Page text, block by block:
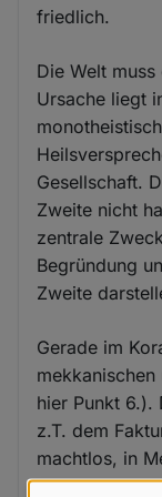
friedlich.
Die Welt
Ursache liegt
Gesellschaft.
Zweite nicht
zentrale
Begründung
Zweite
Gerade im
hier Punkt 6.).
z.T. dem
machtlos, in
Suren